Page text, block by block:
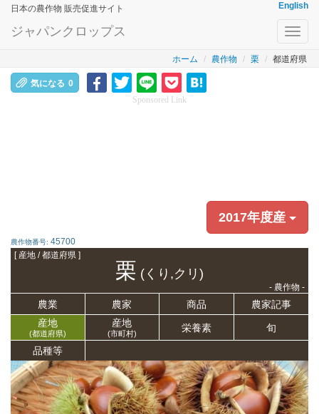
日本の農作物 販売促進サイト English
ジャパンクロップス
ホーム 農作物 栗 都道府県
気になる 0
Sponsored Link
2017年度産
農作物番号: 45700
[ 産地 / 都道府県 ]
栗 (くり,クリ)
- 農作物 -
農業 農家 商品
農家記事
産地
(都道府県)
産地
(市町村) 栄養素 旬
品種等